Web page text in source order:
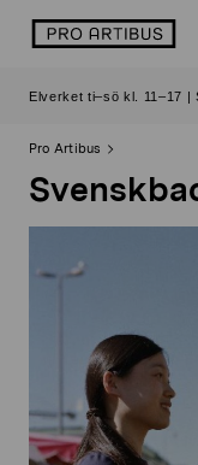
logo
Elverket ti–sö kl. 11–17 |
Pro Artibus